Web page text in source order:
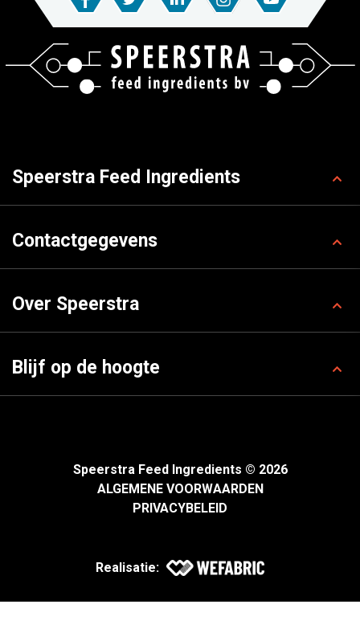
Speerstra Feed Ingredients
Contactgegevens
Over Speerstra
Blijf op de hoogte
Speerstra Feed Ingredients © 2026
ALGEMENE VOORWAARDEN
PRIVACYBELEID
Realisatie: